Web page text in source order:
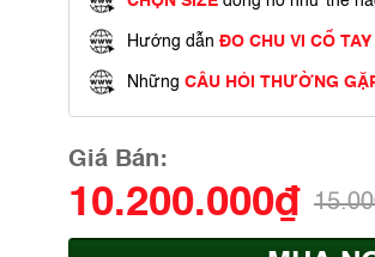
Hướng dẫn ĐO CHU VI CỔ TAY
Những CÂU HỎI THƯỜNG
Giá Bán:
10.200.000₫